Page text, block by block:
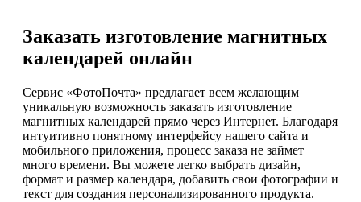
Заказать изготовление магнитных
календарей онлайн
Сервис «ФотоПочта» предлагает всем желающим
уникальную возможность заказать изготовление
магнитных календарей прямо через Интернет. Благодаря
интуитивно понятному интерфейсу нашего сайта и
мобильного приложения, процесс заказа не займет
много времени. Вы можете легко выбрать дизайн,
формат и размер календаря, добавить свои фотографии и
текст для создания персонализированного продукта.